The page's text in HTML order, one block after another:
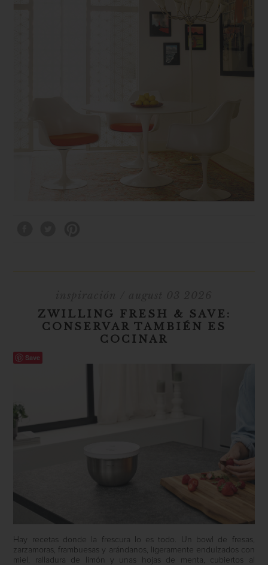
ZWILLING FRESH & SAVE:
CONSERVAR TAMBIÉN ES
COCINAR
Save
Hay recetas donde la frescura lo es todo. Un bowl de fresas,
zarzamoras, frambuesas y arándanos, ligeramente endulzados con
miel, ralladura de limón y unas hojas de menta, cubiertos al